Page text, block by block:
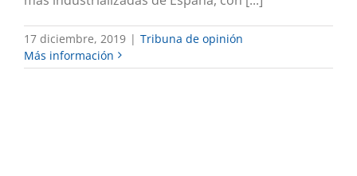
17 diciembre, 2019 | Tribuna de opinión
Más información